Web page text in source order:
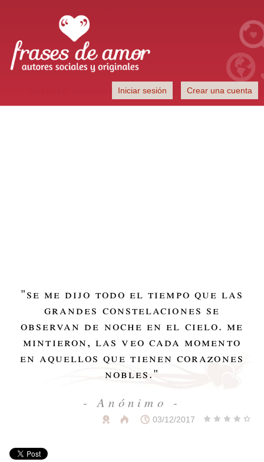
Autores sociales y originales
Iniciar sesión Crear una cuenta
"se me dijo todo el tiempo que las
grandes constelaciones se
observan de noche en el cielo. me
mintieron, las veo cada momento
en aquellos que tienen corazones
nobles."
- Anónimo -
03/12/2017